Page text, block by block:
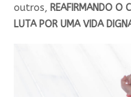
outros, REAFIRMANDO O
LUTA POR UMA VIDA